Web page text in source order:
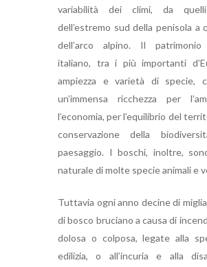
variabilità dei climi, da
dell’estremo sud della penisola a
dell’arco alpino. Il patrimonio
italiano, tra i più importanti
ampiezza e varietà di specie,
un’immensa ricchezza per
l’economia, per l’equilibrio del
conservazione della
paesaggio. I boschi, inoltre,
naturale di molte specie animali e
Tuttavia ogni anno decine di
di bosco bruciano a causa di
dolosa o colposa, legate alla
edilizia, o all’incuria e alla